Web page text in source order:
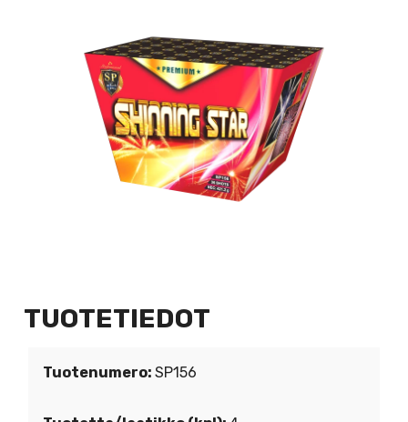
TUOTETIEDOT
Tuotenumero:SP156